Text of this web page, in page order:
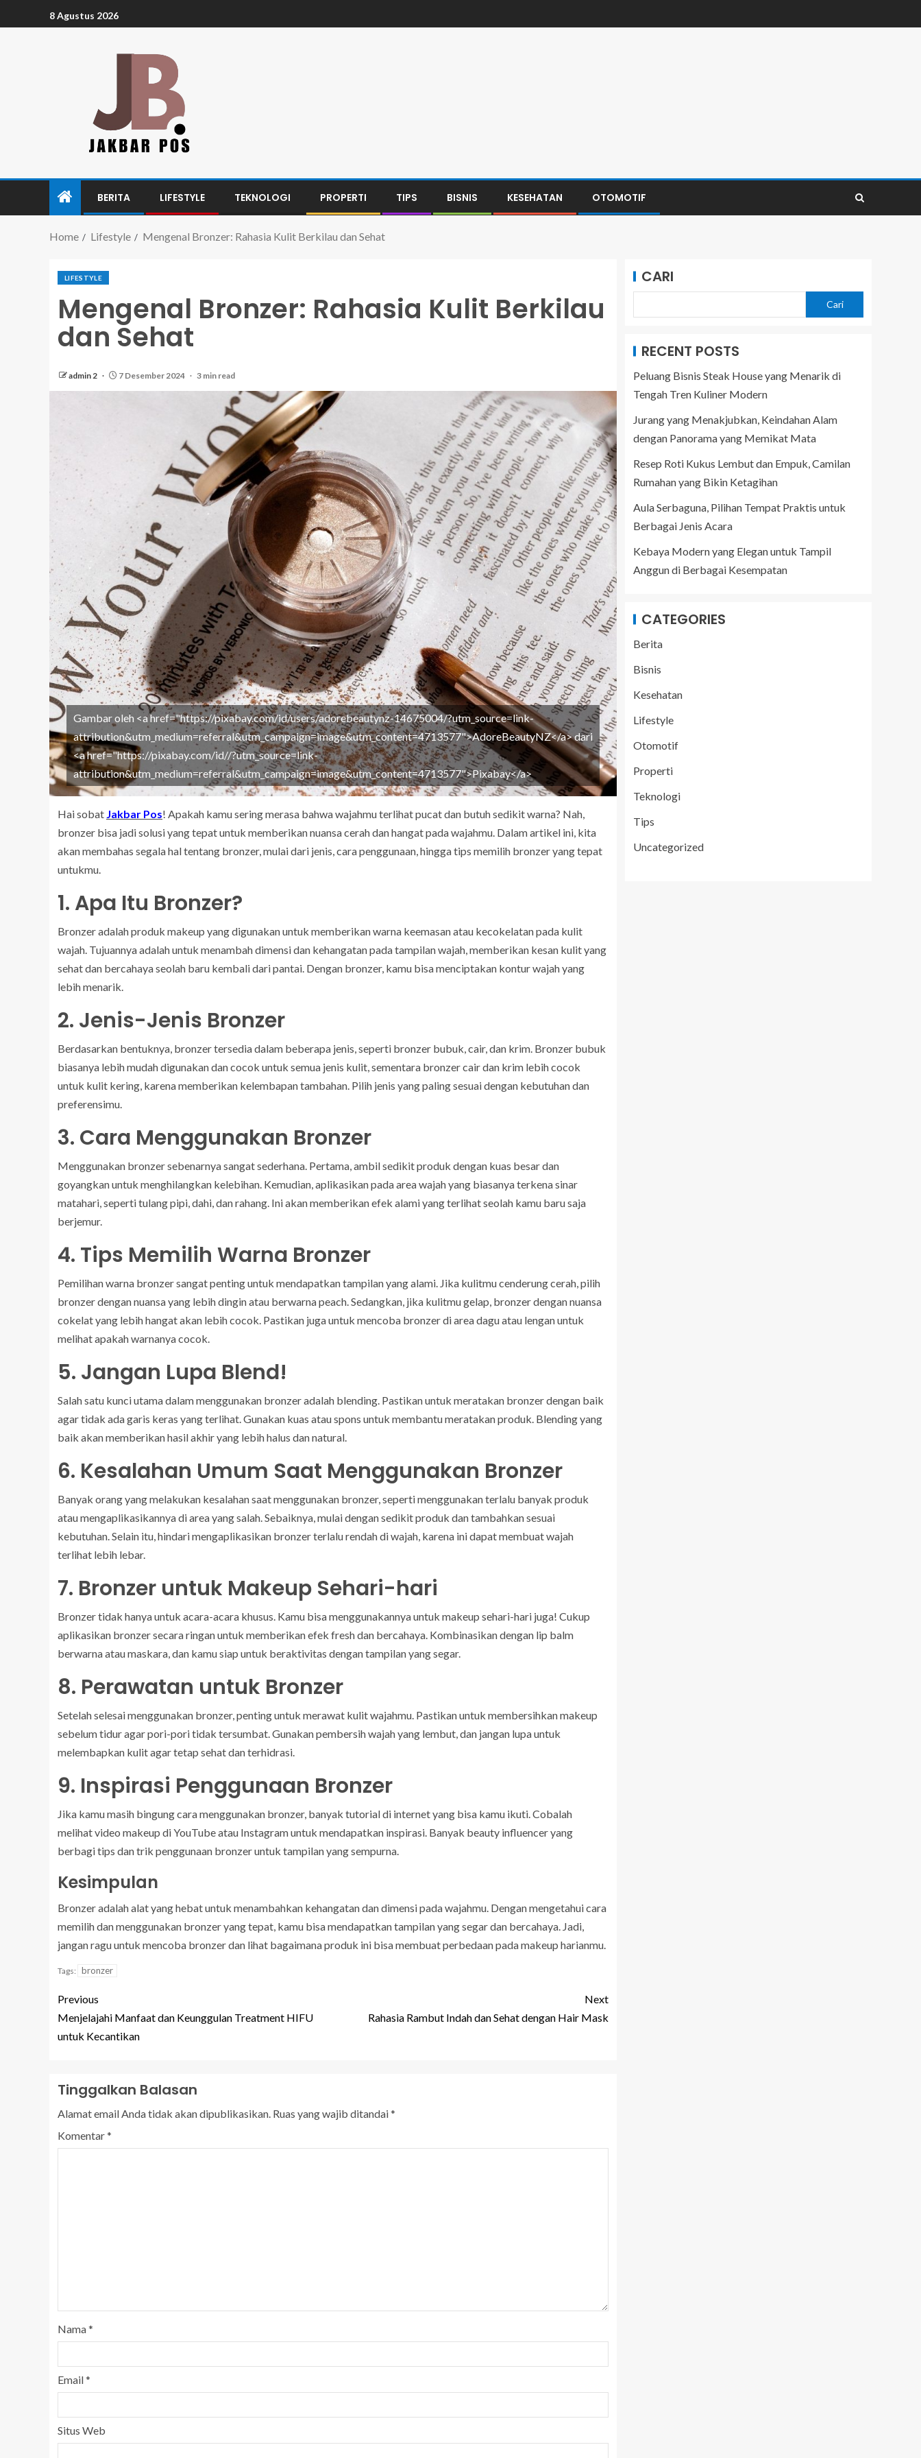
8 Agustus 2026
BERITA LIFESTYLE TEKNOLOGI PROPERTI TIPS BISNIS KESEHATAN OTOMOTIF
Home Lifestyle Mengenal Bronzer: Rahasia Kulit Berkilau dan Sehat
LIFESTYLE
Mengenal Bronzer: Rahasia Kulit Berkilau
dan Sehat
admin 2 7 Desember 2024 3 min read
Gambar oleh <a href="https://pixabay.com/id/users/adorebeautynz-14675004/?utm_source=link-
attribution&utm_medium=referral&utm_campaign=image&utm_content=4713577">AdoreBeautyNZ</a> dari
<a href="https://pixabay.com/id//?utm_source=link-
attribution&utm_medium=referral&utm_campaign=image&utm_content=4713577">Pixabay</a>
Hai sobat Jakbar Pos! Apakah kamu sering merasa bahwa wajahmu terlihat pucat dan butuh sedikit warna? Nah,
bronzer bisa jadi solusi yang tepat untuk memberikan nuansa cerah dan hangat pada wajahmu. Dalam artikel ini, kita
akan membahas segala hal tentang bronzer, mulai dari jenis, cara penggunaan, hingga tips memilih bronzer yang tepat
untukmu.
1. Apa Itu Bronzer?
Bronzer adalah produk makeup yang digunakan untuk memberikan warna keemasan atau kecokelatan pada kulit
wajah. Tujuannya adalah untuk menambah dimensi dan kehangatan pada tampilan wajah, memberikan kesan kulit yang
sehat dan bercahaya seolah baru kembali dari pantai. Dengan bronzer, kamu bisa menciptakan kontur wajah yang
lebih menarik.
2. Jenis-Jenis Bronzer
Berdasarkan bentuknya, bronzer tersedia dalam beberapa jenis, seperti bronzer bubuk, cair, dan krim. Bronzer bubuk
biasanya lebih mudah digunakan dan cocok untuk semua jenis kulit, sementara bronzer cair dan krim lebih cocok
untuk kulit kering, karena memberikan kelembapan tambahan. Pilih jenis yang paling sesuai dengan kebutuhan dan
preferensimu.
3. Cara Menggunakan Bronzer
Menggunakan bronzer sebenarnya sangat sederhana. Pertama, ambil sedikit produk dengan kuas besar dan
goyangkan untuk menghilangkan kelebihan. Kemudian, aplikasikan pada area wajah yang biasanya terkena sinar
matahari, seperti tulang pipi, dahi, dan rahang. Ini akan memberikan efek alami yang terlihat seolah kamu baru saja
berjemur.
4. Tips Memilih Warna Bronzer
Pemilihan warna bronzer sangat penting untuk mendapatkan tampilan yang alami. Jika kulitmu cenderung cerah, pilih
bronzer dengan nuansa yang lebih dingin atau berwarna peach. Sedangkan, jika kulitmu gelap, bronzer dengan nuansa
cokelat yang lebih hangat akan lebih cocok. Pastikan juga untuk mencoba bronzer di area dagu atau lengan untuk
melihat apakah warnanya cocok.
5. Jangan Lupa Blend!
Salah satu kunci utama dalam menggunakan bronzer adalah blending. Pastikan untuk meratakan bronzer dengan baik
agar tidak ada garis keras yang terlihat. Gunakan kuas atau spons untuk membantu meratakan produk. Blending yang
baik akan memberikan hasil akhir yang lebih halus dan natural.
6. Kesalahan Umum Saat Menggunakan Bronzer
Banyak orang yang melakukan kesalahan saat menggunakan bronzer, seperti menggunakan terlalu banyak produk
atau mengaplikasikannya di area yang salah. Sebaiknya, mulai dengan sedikit produk dan tambahkan sesuai
kebutuhan. Selain itu, hindari mengaplikasikan bronzer terlalu rendah di wajah, karena ini dapat membuat wajah
terlihat lebih lebar.
7. Bronzer untuk Makeup Sehari-hari
Bronzer tidak hanya untuk acara-acara khusus. Kamu bisa menggunakannya untuk makeup sehari-hari juga! Cukup
aplikasikan bronzer secara ringan untuk memberikan efek fresh dan bercahaya. Kombinasikan dengan lip balm
berwarna atau maskara, dan kamu siap untuk beraktivitas dengan tampilan yang segar.
8. Perawatan untuk Bronzer
Setelah selesai menggunakan bronzer, penting untuk merawat kulit wajahmu. Pastikan untuk membersihkan makeup
sebelum tidur agar pori-pori tidak tersumbat. Gunakan pembersih wajah yang lembut, dan jangan lupa untuk
melembapkan kulit agar tetap sehat dan terhidrasi.
9. Inspirasi Penggunaan Bronzer
Jika kamu masih bingung cara menggunakan bronzer, banyak tutorial di internet yang bisa kamu ikuti. Cobalah
melihat video makeup di YouTube atau Instagram untuk mendapatkan inspirasi. Banyak beauty influencer yang
berbagi tips dan trik penggunaan bronzer untuk tampilan yang sempurna.
Kesimpulan
Bronzer adalah alat yang hebat untuk menambahkan kehangatan dan dimensi pada wajahmu. Dengan mengetahui cara
memilih dan menggunakan bronzer yang tepat, kamu bisa mendapatkan tampilan yang segar dan bercahaya. Jadi,
jangan ragu untuk mencoba bronzer dan lihat bagaimana produk ini bisa membuat perbedaan pada makeup harianmu.
Tags: bronzer
Previous
Menjelajahi Manfaat dan Keunggulan Treatment HIFU
untuk Kecantikan
Next
Rahasia Rambut Indah dan Sehat dengan Hair Mask
Tinggalkan Balasan
Alamat email Anda tidak akan dipublikasikan. Ruas yang wajib ditandai*
Komentar*
Nama*
Email*
Situs Web
CARI
Cari
RECENT POSTS
Peluang Bisnis Steak House yang Menarik di
Tengah Tren Kuliner Modern
Jurang yang Menakjubkan, Keindahan Alam
dengan Panorama yang Memikat Mata
Resep Roti Kukus Lembut dan Empuk, Camilan
Rumahan yang Bikin Ketagihan
Aula Serbaguna, Pilihan Tempat Praktis untuk
Berbagai Jenis Acara
Kebaya Modern yang Elegan untuk Tampil
Anggun di Berbagai Kesempatan
CATEGORIES
Berita
Bisnis
Kesehatan
Lifestyle
Otomotif
Properti
Teknologi
Tips
Uncategorized